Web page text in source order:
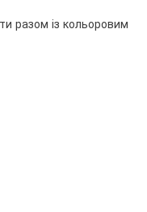
разом із кольоровим